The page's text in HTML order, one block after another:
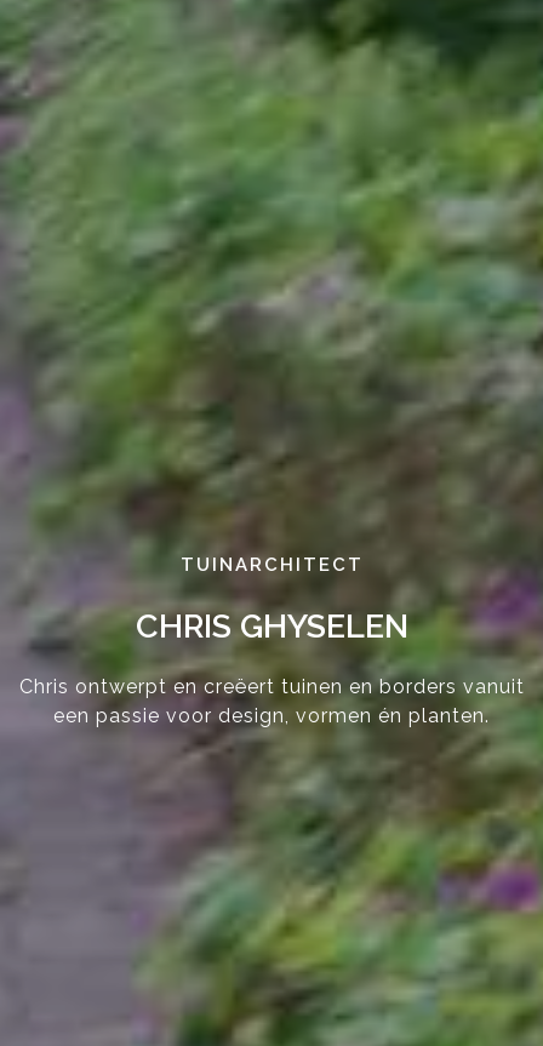
TUINARCHITECT
CHRIS GHYSELEN
Chris ontwerpt en creëert tuinen en borders vanuit
een passie voor design, vormen én planten.